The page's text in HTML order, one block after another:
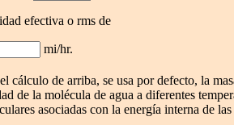
efectiva o rms de
mi/hr.
cálculo de arriba, se usa por defecto, la
de la molécula de agua a diferentes
asociadas con la energía interna de